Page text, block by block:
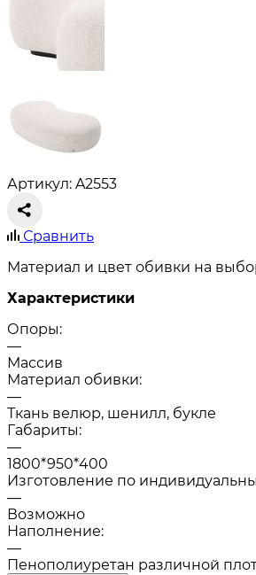
Артикул: A2553
Сравнить
Материал и цвет обивки на
Характеристики
Опоры:
—
Массив
Материал обивки:
—
Ткань велюр, шенилл, букле
Габариты:
—
1800*950*400
Изготовление по
—
Возможно
Наполнение:
—
Пенополиуретан различной